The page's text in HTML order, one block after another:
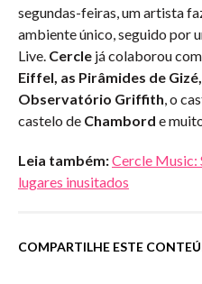
segundas-feiras, um artista
ambiente único, seguido por
Live. Cercle já colaborou
Eiffel, as Pirâmides de
Observatório Griffith, o
castelo de Chambord e
Leia também:Cercle Music:
lugares inusitados
COMPARTILHE ESTE